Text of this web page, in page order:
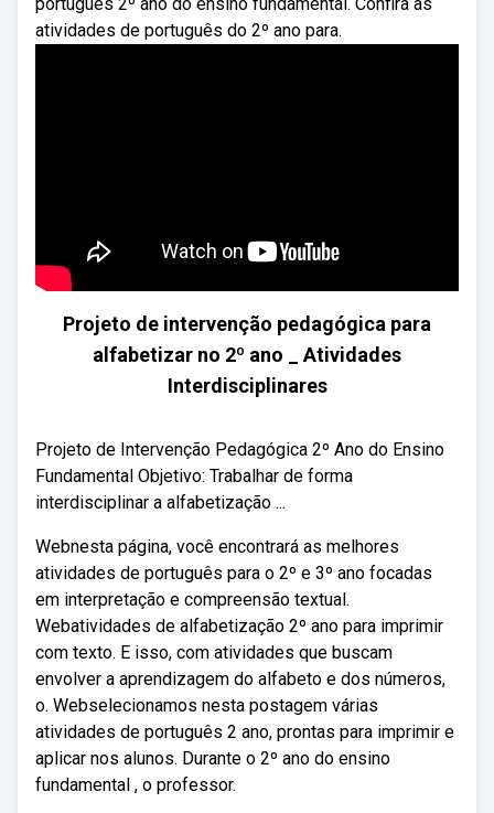
atividades de português do 2º ano para.
Projeto de intervenção pedagógica para
alfabetizar no 2º ano _ Atividades
Interdisciplinares
Projeto de Intervenção Pedagógica 2º Ano do Ensino
Fundamental Objetivo: Trabalhar de forma
interdisciplinar a alfabetização ...
Webnesta página, você encontrará as melhores
atividades de português para o 2º e 3º ano focadas
em interpretação e compreensão textual.
Webatividades de alfabetização 2º ano para imprimir
com texto. E isso, com atividades que buscam
envolver a aprendizagem do alfabeto e dos números,
o. Webselecionamos nesta postagem várias
atividades de português 2 ano, prontas para imprimir e
aplicar nos alunos. Durante o 2º ano do ensino
fundamental , o professor.